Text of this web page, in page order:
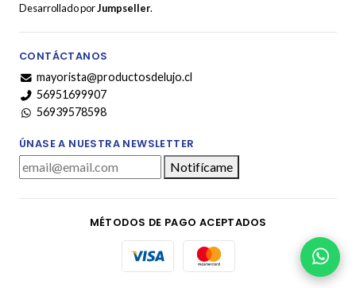
Desarrollado porJumpseller.
CONTÁCTANOS
mayorista@productosdelujo.cl
56951699907
56939578598
ÚNASE A NUESTRA NEWSLETTER
Notifícame
MÉTODOS DE PAGO ACEPTADOS